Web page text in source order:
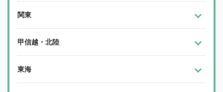
関東
甲信越・北陸
東海